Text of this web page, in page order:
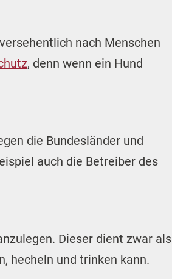
nach Menschen
, denn wenn ein Hund
die Bundesländer und
auch die Betreiber des
Dieser dient zwar als
hecheln und trinken kann.